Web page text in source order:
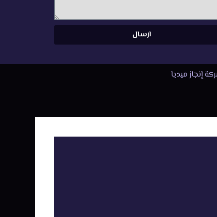
ارسال
إنجاز ميديا